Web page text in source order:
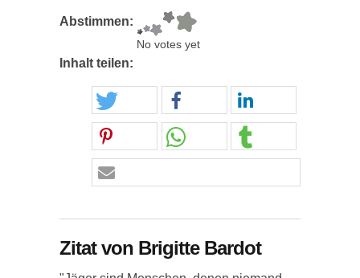
Abstimmen:
No votes yet
Inhalt teilen:
Zitat von Brigitte Bardot